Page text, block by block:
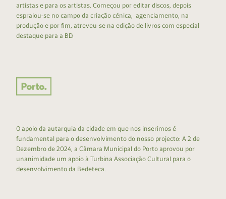
artistas e para os artistas. Começou por editar discos, depois
espraiou-se no campo da criação cénica, agenciamento, na
produção e por fim, atreveu-se na edição de livros com especial
destaque para a BD.
O apoio da autarquia da cidade em que nos inserimos é
fundamental para o desenvolvimento do nosso projecto: A 2 de
Dezembro de 2024, a Câmara Municipal do Porto aprovou por
unanimidade um apoio à Turbina Associação Cultural para o
desenvolvimento da Bedeteca.